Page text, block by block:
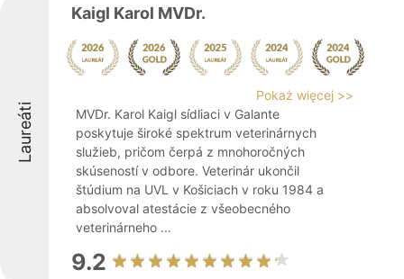
Laureáti
Kaigl Karol MVDr.
Pokaż więcej >>
MVDr. Karol Kaigl sídliaci v Galante
poskytuje široké spektrum veterinárnych
služieb, pričom čerpá z mnohoročných
skúseností v odbore. Veterinár ukončil
štúdium na UVL v Košiciach v roku 1984 a
absolvoval atestácie z všeobecného
veterinárneho ...
9.2